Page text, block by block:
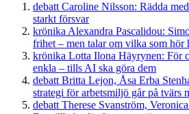
debatt Caroline Nilsson: Rädda
starkt försvar
krönika Alexandra Pascalidou:
frihet – men talar om vilka som hör
krönika Lotta Ilona Häyrynen: För
enkla – tills AI ska göra dem
debatt Britta Lejon, Åsa Erba
strategi för arbetsmiljö går på tvärs
debatt Therese Svanström,